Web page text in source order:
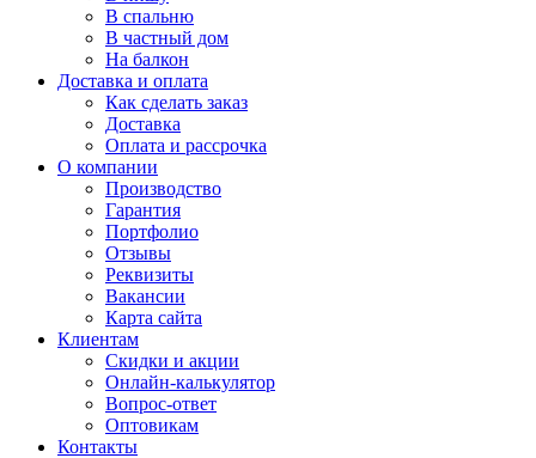
В спальню
В частный дом
На балкон
Доставка и оплата
Как сделать заказ
Доставка
Оплата и рассрочка
О компании
Производство
Гарантия
Портфолио
Отзывы
Реквизиты
Вакансии
Карта сайта
Клиентам
Скидки и акции
Онлайн-калькулятор
Вопрос-ответ
Оптовикам
Контакты